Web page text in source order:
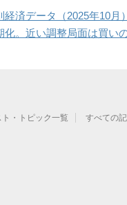
経済データ（2025年10月）
化。近い調整局面は買い
・トピック一覧 すべての